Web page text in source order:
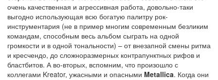
очень качественная и агрессивная работа, довольно-таки
выгодно использующая всю богатую палитру рок-
инструментария (не в пример многим современным безликим
командам, способным весь альбом сыграть на одной
громкости и в одной тональности) – от внезапной смены ритма
и кресчендо, до сложноразмерных контрапунктных рифов и
бластбитов. А во-вторых, вспомним, что произошло с
коллегами Kreator, ужасными и опасными Metallica. Когда они